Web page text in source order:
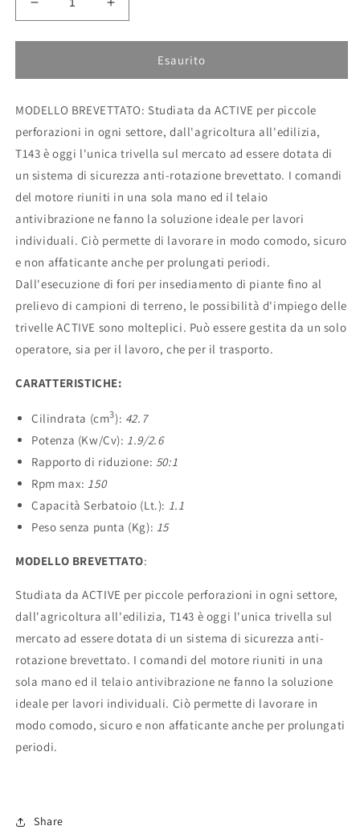
Diminuisci
quantità
per
per
perforazioni
T143
Active
Aumenta
quantità
per
per
perforazioni
T143
Esaurito
MODELLO BREVETTATO: Studiata da ACTIVE per piccole
perforazioni in ogni settore, dall'agricoltura all'edilizia,
T143 è oggi l'unica trivella sul mercato ad essere dotata di
un sistema di sicurezza anti-rotazione brevettato. I comandi
del motore riuniti in una sola mano ed il telaio
antivibrazione ne fanno la soluzione ideale per lavori
individuali. Ciò permette di lavorare in modo comodo, sicuro
e non affaticante anche per prolungati periodi.
Dall'esecuzione di fori per insediamento di piante fino al
prelievo di campioni di terreno, le possibilità d'impiego delle
trivelle ACTIVE sono molteplici. Può essere gestita da un solo
operatore, sia per il lavoro, che per il trasporto.
CARATTERISTICHE:
Cilindrata (cm3): 42.7
Potenza (Kw/Cv): 1.9/2.6
Rapporto di riduzione: 50:1
Rpm max: 150
Capacità Serbatoio (Lt.): 1.1
Peso senza punta (Kg): 15
MODELLO BREVETTATO:
Studiata da ACTIVE per piccole perforazioni in ogni settore,
dall'agricoltura all'edilizia, T143 è oggi l'unica trivella sul
mercato ad essere dotata di un sistema di sicurezza anti-
rotazione brevettato. I comandi del motore riuniti in una
sola mano ed il telaio antivibrazione ne fanno la soluzione
ideale per lavori individuali. Ciò permette di lavorare in
modo comodo, sicuro e non affaticante anche per prolungati
periodi.
Share